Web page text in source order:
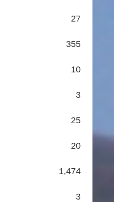
27
355
10
3
25
20
1,474
3